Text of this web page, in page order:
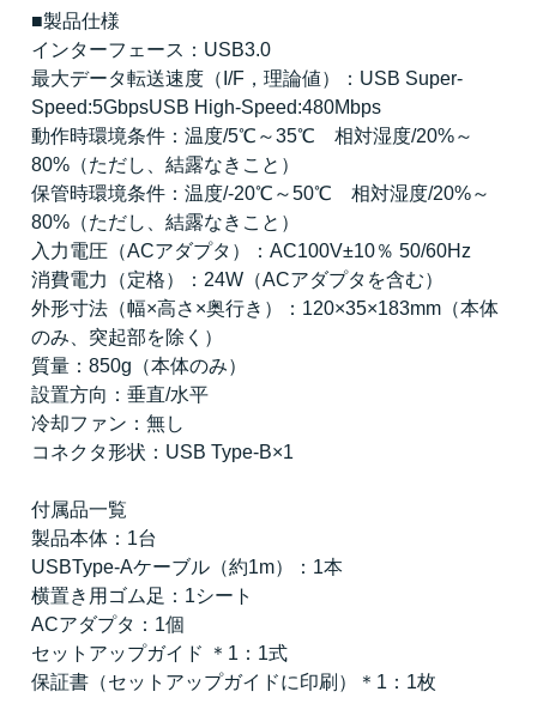
■製品仕様
インターフェース：USB3.0
最大データ転送速度（I/F，理論値）：USB Super-
Speed:5GbpsUSB High-Speed:480Mbps
動作時環境条件：温度/5℃～35℃ 相対湿度/20%～
80%（ただし、結露なきこと）
保管時環境条件：温度/-20℃～50℃ 相対湿度/20%～
80%（ただし、結露なきこと）
入力電圧（ACアダプタ）：AC100V±10％ 50/60Hz
消費電力（定格）：24W（ACアダプタを含む）
外形寸法（幅×高さ×奥行き）：120×35×183mm（本体
のみ、突起部を除く）
質量：850g（本体のみ）
設置方向：垂直/水平
冷却ファン：無し
コネクタ形状：USB Type-B×1
付属品一覧
製品本体：1台
USBType-Aケーブル（約1m）：1本
横置き用ゴム足：1シート
ACアダプタ：1個
セットアップガイド ＊1：1式
保証書（セットアップガイドに印刷）＊1：1枚